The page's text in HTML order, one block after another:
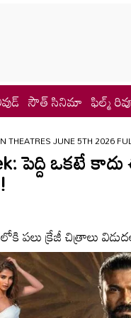
సౌత్ సినిమా ఫిల్మ్
THEATRES JUNE 5TH 2026
పెద్ది ఒక‌టే
పలు క్రేజీ చిత్రాలు